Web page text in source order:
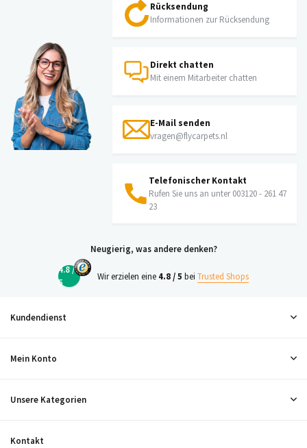
Rücksendung
Informationen zur Rücksendung
Direkt chatten
Mit einem Mitarbeiter chatten
E-Mail senden
vragen@flycarpets.nl
Telefonischer Kontakt
Rufen Sie uns an unter 003120 - 261 47
23
Neugierig, was andere denken?
4.8 /
5
Wir erzielen eine 4.8 / 5 bei Trusted Shops
Kundendienst
Mein Konto
Unsere Kategorien
Kontakt